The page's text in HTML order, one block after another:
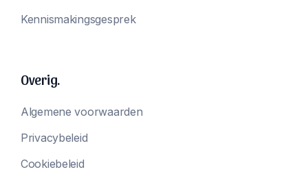
Kennismakingsgesprek
Overig.
Algemene voorwaarden
Privacybeleid
Cookiebeleid